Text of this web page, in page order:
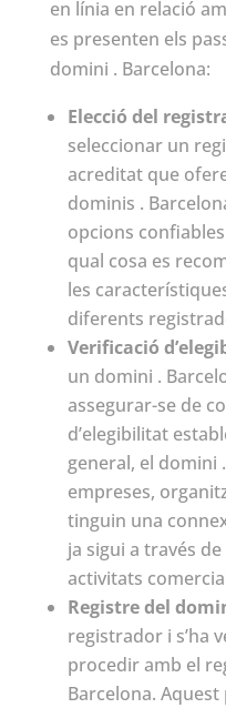
en línia en relació
es presenten els
domini . Barcelona:
Elecció del
seleccionar un
acreditat que
dominis .
opcions
qual cosa es
les
diferents
Verificació
un domini .
assegurar-se de
d’elegibilitat
general, el domini
empreses,
tinguin una
ja sigui a través
activitats
Registre del
registrador i s’ha
procedir amb el
Barcelona.